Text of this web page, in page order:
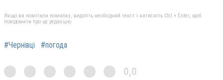
Якщо ви помітили помилку, виділіть необхідний текст і натисніть Ctrl + Enter, щоб
повідомити про це редакцію
#Чернівці #погода
0,0